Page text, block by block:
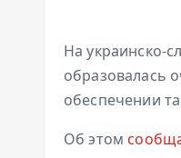
На украинско-
образовалась
обеспечении
Об этом